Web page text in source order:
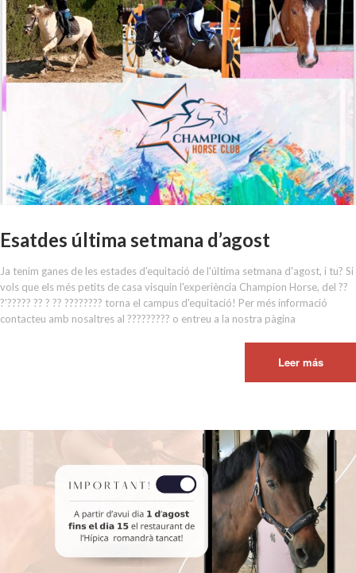
Esatdes última setmana d’agost
Ja tenim ganes de les estades d'equitació de l'última setmana d'agost, i tu? Si
vols que els més petits de casa visquin l'experiència Champion Horse, del ??
?'????? ?? ? ?? ???????? torna el campus d'equitació! Per més informació
contacteu amb nosaltres al ????????? o entreu a la nostra pàgina
Leer más